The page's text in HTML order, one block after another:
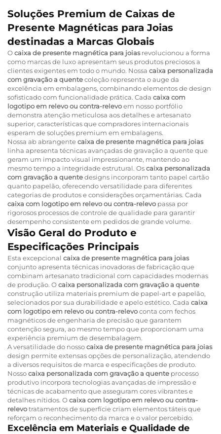
Soluções Premium de Caixas de
Presente Magnéticas para Joias
destinadas a Marcas Globais
Ocaixa de presente magnética para joiasrevolucionou a forma
como marcas de luxo apresentam seus produtos preciosos a
clientes exigentes em todo o mundo. Nossa caixa personalizada
com gravação a quentecoleção representa o auge da
excelência em embalagens, combinando elementos de design
sofisticado com funcionalidade prática. Cada caixa com
logotipo em relevo ou contra-relevoem nosso portfólio
demonstra atenção meticulosa aos detalhes e artesanato
superior, características que compradores internacionais
esperam de soluções premium em embalagens.
Nossa ab abrangentecaixa de presente magnética para joias
linha apresenta técnicas avançadas de gravação a quente que
geram um impacto visual impressionante, mantendo ao
mesmo tempo a integridade estrutural. Oscaixa personalizada
com gravação a quentedesigns incorporam tanto papel cartão
quanto papelão, oferecendo versatilidade para diferentes
categorias de produtos e considerações orçamentárias. Cada
caixa com logotipo em relevo ou contra-relevo passa por
rigorosos processos de controle de qualidade para garantir
desempenho consistente em pedidos de grande volume.
Visão Geral do Produto e
Especificações Principais
Esta excepcional caixa de presente magnética para joias
conjunto apresenta técnicas inovadoras de fabricação que
combinam artesanato tradicional com capacidades modernas
de produção. Ocaixa personalizada com gravação a quente
construção utiliza materiais premium de papel-art e papelão,
selecionados por sua durabilidade e apelo estético. Cada caixa
com logotipo em relevo ou contra-relevoconta com fechos
magnéticos de engenharia de precisão que garantem
contenção segura, ao mesmo tempo que proporcionam uma
experiência premium de desembalagem.
A versatilidade do nossocaixa de presente magnética para joias
design permite extensas opções de personalização, atendendo
a diversos requisitos de marca e especificações de produto.
Nossocaixa personalizada com gravação a quente processo
produtivo incorpora tecnologias avançadas de impressão e
técnicas de acabamento que asseguram cores vibrantes e
detalhes nítidos. Ocaixa com logotipo em relevo ou contra-
relevotratamentos de superfície criam elementos táteis que
reforçam o reconhecimento da marca e o valor percebido.
Excelência em Materiais e Qualidade de